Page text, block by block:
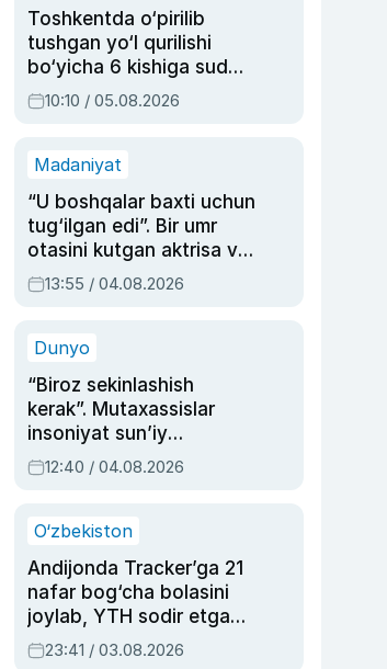
Toshkentda o‘pirilib
tushgan yo‘l qurilishi
bo‘yicha 6 kishiga sud
hukmi o‘qildi
10:10 / 05.08.2026
Madaniyat
“U boshqalar baxti uchun
tug‘ilgan edi”. Bir umr
otasini kutgan aktrisa va
dublyaj ustasi Rimma
Ahmedovaning
13:55 / 04.08.2026
Dunyo
“Biroz sekinlashish
kerak”. Mutaxassislar
insoniyat sun’iy
intellektni boshqara
olmay qolishidan xavotir
12:40 / 04.08.2026
O‘zbekiston
Andijonda Tracker’ga 21
nafar bog‘cha bolasini
joylab, YTH sodir etgan
ayolga sud hukmi o‘qildi
23:41 / 03.08.2026